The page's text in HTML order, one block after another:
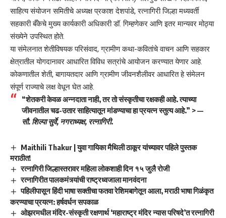
साहित्य संयोजन समितीचे अध्यक्ष प्रकाश देशपांडे, रत्नागिरी जिल्हा मध्यवर्ती
सहकारी बँकेचे मुख्य कार्यकारी अधिकारी डॉ. गिम्हणेकर आणि इतर मान्यवर मोठ्या
संख्येने उपस्थित होते.
या संमेलनात शेतीविषयक परिसंवाद, ग्रामीण कथा-कवितांचे वाचन आणि सहकार
क्षेत्रातील योगदानावर आधारित विविध सत्रांचे आयोजन करण्यात येणार आहे.
कोकणातील शेती, बागायतदार आणि ग्रामीण जीवनशैलीवर आधारित हे संमेलन
संपूर्ण राज्याचे लक्ष वेधून घेत आहे.
“शेतकरी केवळ अन्नदाता नाही, तर तो संस्कृतीचा रक्षकही आहे. त्याच्या
जीवनातील चढ-उतार साहित्यातून मांडण्याचा हा प्रयत्न स्तुत्य आहे.” > —
सौ. शिल्पा सुर्वे, नगराध्यक्ष, रत्नागिरी.
Maithili Thakur | युवा गायिका मैथिली ठाकूर यांच्यावर पहिले पुस्तक
मराठीत!
रत्नागिरी जिल्हास्तरावर महिला लोकशाही दिन १५ जुलै रोजी
रत्नागिरीत पालकमंत्र्यांची राष्ट्रध्वजाला मानवंदना
पहिलीपासून हिंदी भाषा सक्तीचा फतवा रेशिमबागेतून आला, मराठी भाषा गिळंकृत
करण्याचा प्रयत्न: हर्षवर्धन सपकाळ
ओझरमधील मंदिर-संस्कृती रक्षणार्थ ‘महाराष्ट्र मंदिर न्यास परिषदे’त रत्नागिरी